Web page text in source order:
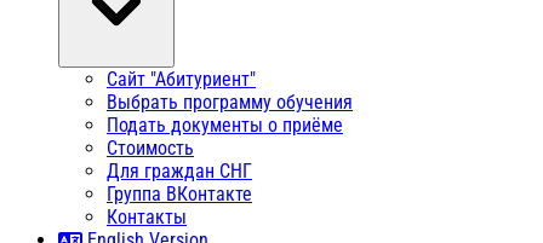
Сайт "Абитуриент"
Выбрать программу обучения
Подать документы о приёме
Стоимость
Для граждан СНГ
Группа ВКонтакте
Контакты